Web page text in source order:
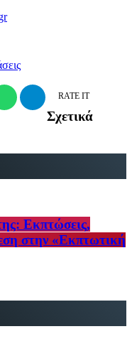
RATE IT
Σχετικά
Εκπτώσεις,
στην «Εκπτωτική